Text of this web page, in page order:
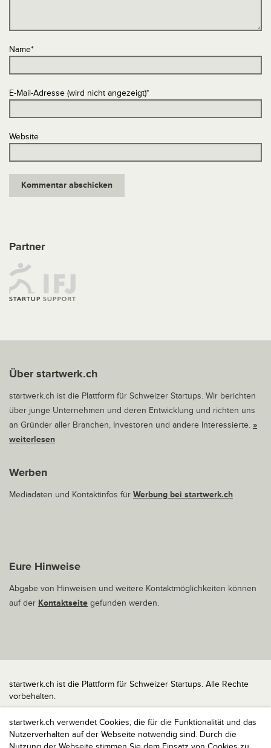
startwerk.ch verwendet Cookies, die für die Funktionalität und das
Nutzerverhalten auf der Webseite notwendig sind. Durch die
Name*
E-Mail-Adresse (wird nicht angezeigt)*
Website
Partner
Über startwerk.ch
startwerk.ch ist die Plattform für Schweizer Startups. Wir berichten
über junge Unternehmen und deren Entwicklung und richten uns
an Gründer aller Branchen, Investoren und andere Interessierte. »
weiterlesen
Werben
Mediadaten und Kontaktinfos für Werbung bei startwerk.ch
Eure Hinweise
Abgabe von Hinweisen und weitere Kontaktmöglichkeiten können
auf der Kontaktseite gefunden werden.
startwerk.ch ist die Plattform für Schweizer Startups. Alle Rechte
vorbehalten.
Impressum
Kontakt
nach oben